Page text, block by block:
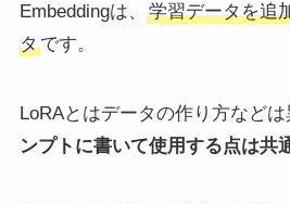
Embeddingは、
学習データを追
タです。
LoRAとはデータの作り方などは
ンプトに書いて使用する点は共